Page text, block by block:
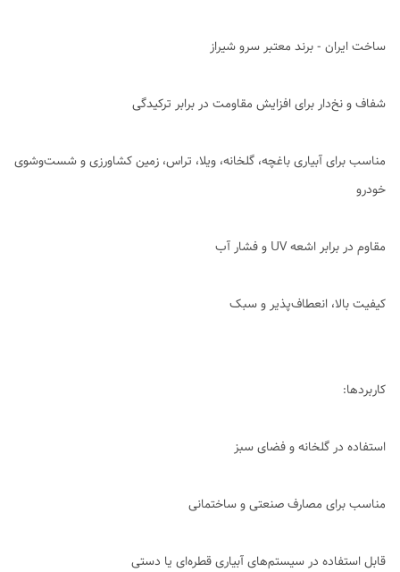
ساخت ایران - برند معتبر سرو شیراز
شفاف و نخ‌دار برای افزایش مقاومت در برابر ترکیدگی
مناسب برای آبیاری باغچه، گلخانه، ویلا، تراس، زمین کشاورزی و شست‌وشوی
خودرو
مقاوم در برابر اشعه UV و فشار آب
کیفیت بالا، انعطاف‌پذیر و سبک
کاربردها:
استفاده در گلخانه و فضای سبز
مناسب برای مصارف صنعتی و ساختمانی
قابل استفاده در سیستم‌های آبیاری قطره‌ای یا دستی